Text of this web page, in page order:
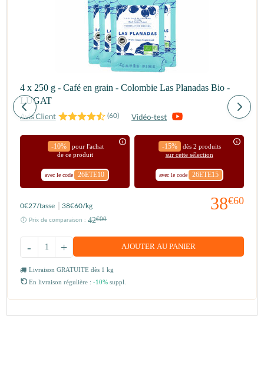
4 x 250 g - Café en grain - Colombie Las Planadas Bio -
LUGAT
(60)
-10%
pour l'achat
de ce produit
avec le code 26ETE10
-15%
dès 2 produits
sur cette sélection
avec le code 26ETE15
38€60
0€27/tasse 38€60/kg
Prix de comparaison : 42€00
+
- AJOUTER AU PANIER
Livraison GRATUITE dès 1 kg
En livraison régulière : -10% suppl.